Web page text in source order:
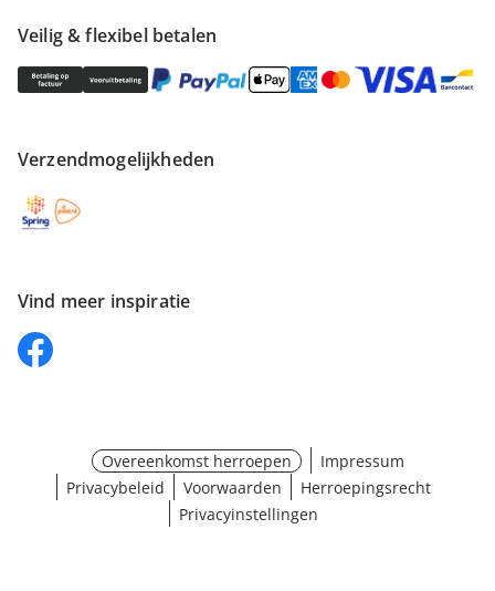
Veilig & flexibel betalen
Verzendmogelijkheden
Vind meer inspiratie
Overeenkomst herroepen
Impressum
Privacybeleid
Voorwaarden
Herroepingsrecht
Privacyinstellingen